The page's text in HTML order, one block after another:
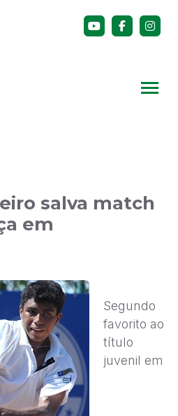
salva match
em
Segundo
favorito ao
título
juvenil em